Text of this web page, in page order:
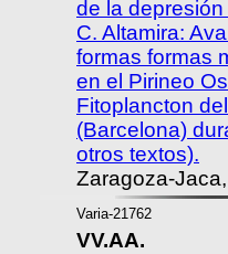
de la
C. Altamira:
formas formas
en el Pirineo
Fitoplancton
(Barcelona)
otros textos).
Zaragoza-
Varia-21762
VV.AA.